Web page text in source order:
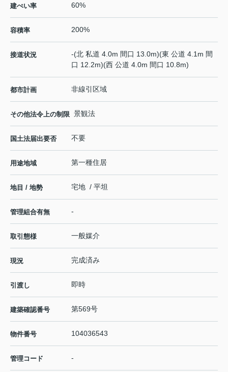
建ぺい率 60%
容積率 200%
接道状況
-(北 私道 4.0m 間口 13.0m)(東 公道 4.1m 間
口 12.2m)(西 公道 4.0m 間口 10.8m)
都市計画 非線引区域
その他法令上の制限 景観法
国土法届出要否 不要
用途地域 第一種住居
地目 / 地勢 宅地 / 平坦
管理組合有無 -
取引態様 一般媒介
現況 完成済み
引渡し 即時
建築確認番号 第569号
物件番号 104036543
管理コード -